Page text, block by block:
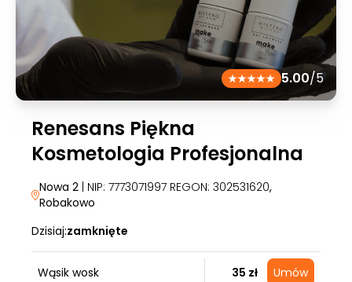
5.00/5
Renesans Piękna
Kosmetologia Profesjonalna
Nowa 2| NIP: 7773071997 REGON: 302531620,
Robakowo
Dzisiaj:zamknięte
Wąsik wosk 35 zł Umów